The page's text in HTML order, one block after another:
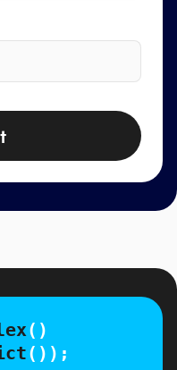
()
());